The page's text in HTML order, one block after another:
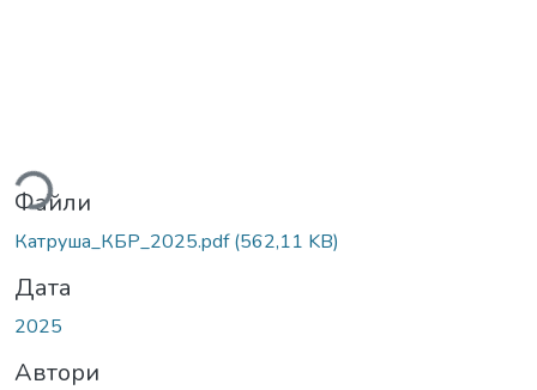
Файли
Катруша_КБР_2025.pdf(562,11 KB)
Дата
2025
Автори